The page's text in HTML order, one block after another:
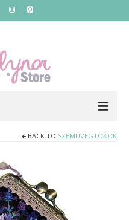
BACK TO SZEMÜVEGTOKOK